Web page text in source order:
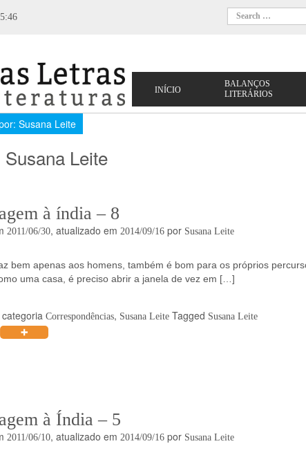
Susana Leite
Susana Leite
à índia – 8
2011/06/30, atualizado em 2014/09/16por Susana Leite
bem apenas aos homens, também é bom para os próprios
uma casa, é preciso abrir a janela de vez em […]
Correspondências, Susana Leite Tagged Susana Leite
à Índia – 5
2011/06/10, atualizado em 2014/09/16por Susana Leite